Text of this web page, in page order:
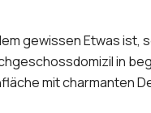
gewissen Etwas ist,
in
mit charmanten